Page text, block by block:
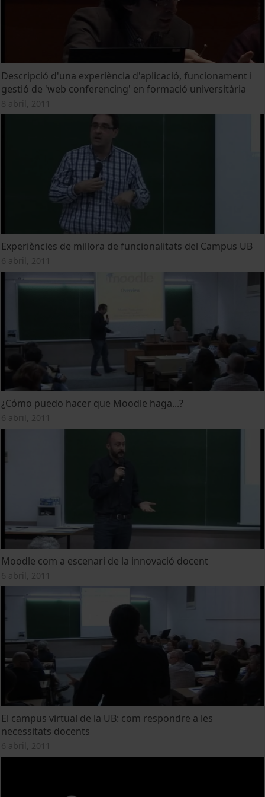
Descripció d'una experiència d'aplicació, funcionament i
gestió de 'web conferencing' en formació universitària
8 abril, 2011
Experiències de millora de funcionalitats del Campus UB
6 abril, 2011
¿Cómo puedo hacer que Moodle haga...?
6 abril, 2011
Moodle com a escenari de la innovació docent
6 abril, 2011
El campus virtual de la UB: com respondre a les
necessitats docents
6 abril, 2011